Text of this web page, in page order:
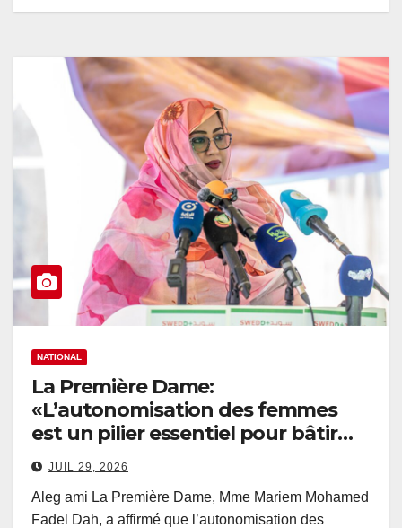
NATIONAL
La Première Dame:
«L’autonomisation des femmes
est un pilier essentiel pour bâtir
une société stable et prospère»
JUIL 29, 2026
Aleg ami La Première Dame, Mme Mariem Mohamed
Fadel Dah, a affirmé que l’autonomisation des